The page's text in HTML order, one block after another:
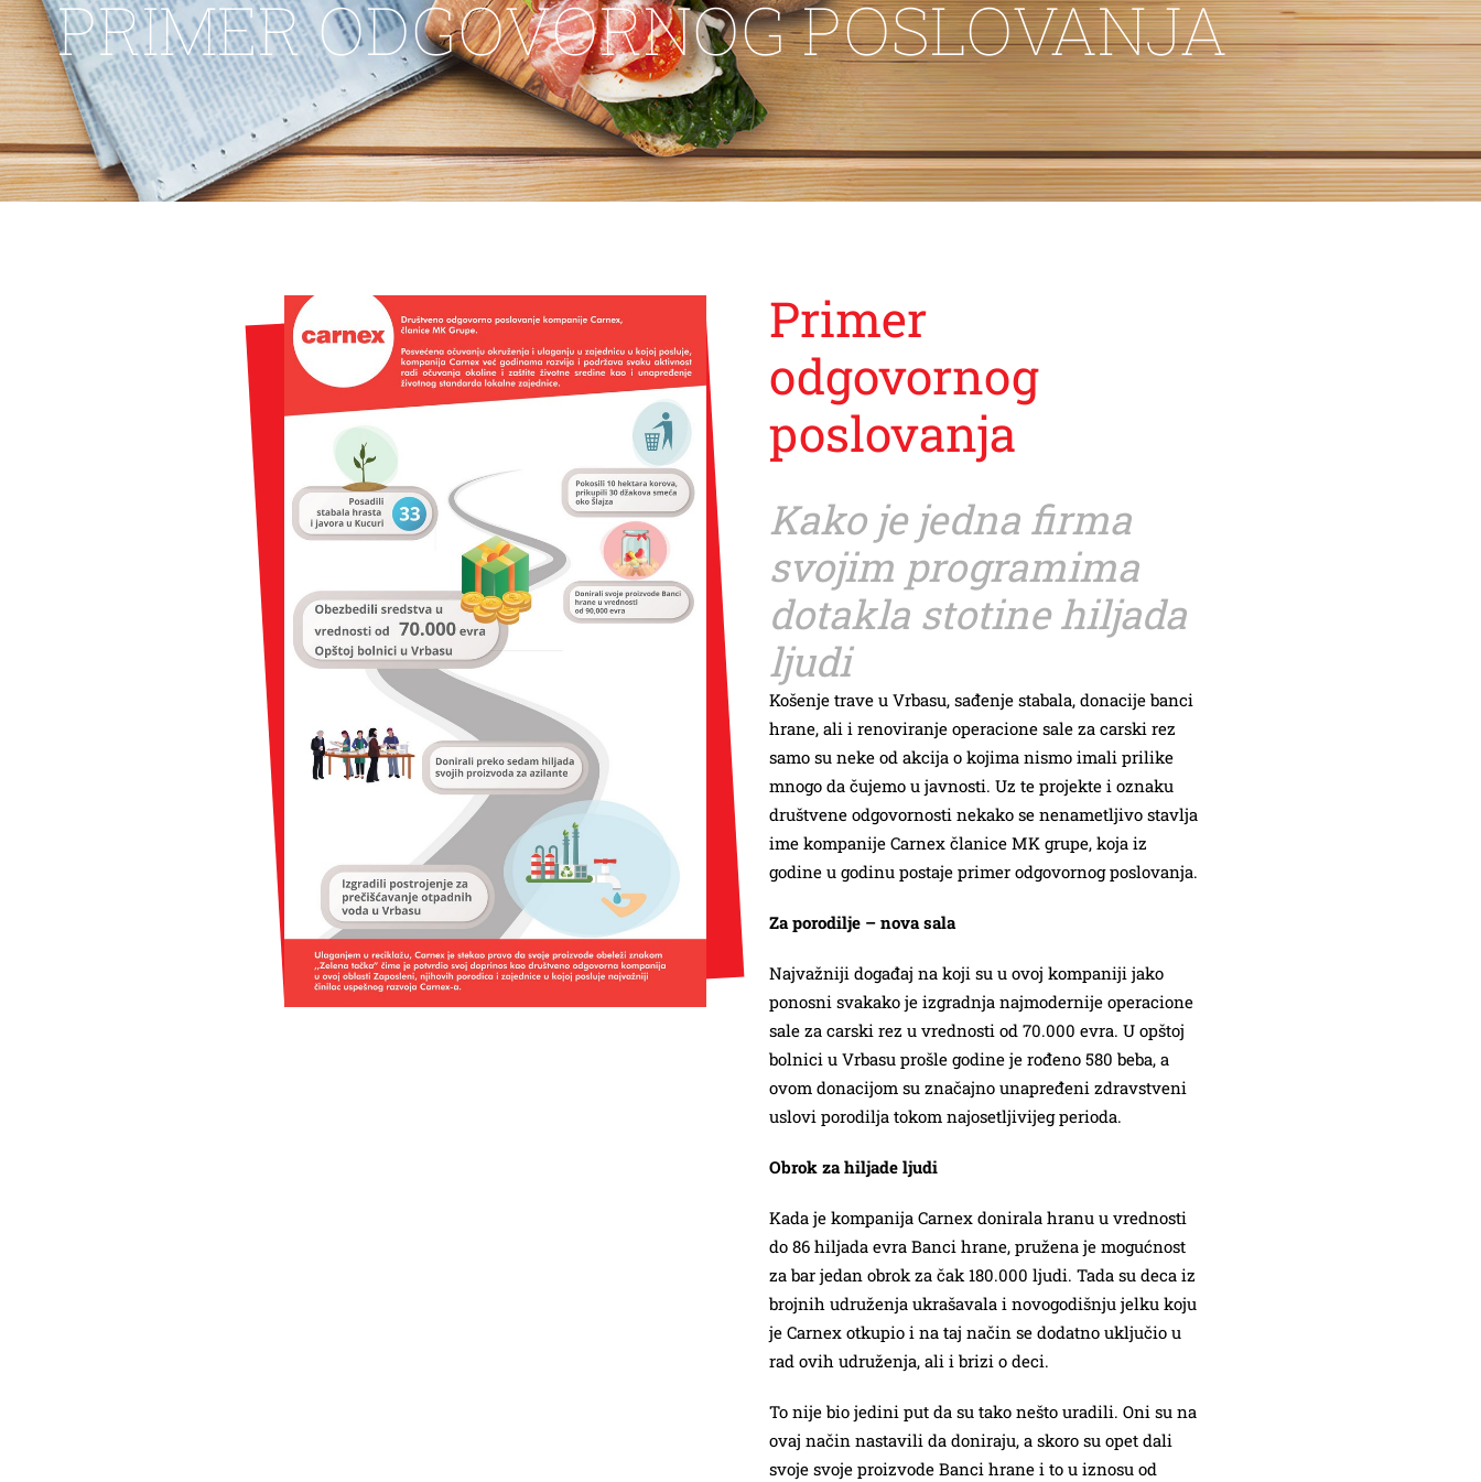
PRIMER ODGOVORNOG POSLOVANJA
Primer
odgovornog
poslovanja
Kako je jedna firma
svojim programima
dotakla stotine hiljada
ljudi
Košenje trave u Vrbasu, sađenje stabala, donacije banci
hrane, ali i renoviranje operacione sale za carski rez
samo su neke od akcija o kojima nismo imali prilike
mnogo da čujemo u javnosti. Uz te projekte i oznaku
društvene odgovornosti nekako se nenametljivo stavlja
ime kompanije Carnex članice MK grupe, koja iz
godine u godinu postaje primer odgovornog poslovanja.
Za porodilje – nova sala
Najvažniji događaj na koji su u ovoj kompaniji jako
ponosni svakako je izgradnja najmodernije operacione
sale za carski rez u vrednosti od 70.000 evra. U opštoj
bolnici u Vrbasu prošle godine je rođeno 580 beba, a
ovom donacijom su značajno unapređeni zdravstveni
uslovi porodilja tokom najosetljivijeg perioda.
Obrok za hiljade ljudi
Kada je kompanija Carnex donirala hranu u vrednosti
do 86 hiljada evra Banci hrane, pružena je mogućnost
za bar jedan obrok za čak 180.000 ljudi. Tada su deca iz
brojnih udruženja ukrašavala i novogodišnju jelku koju
je Carnex otkupio i na taj način se dodatno uključio u
rad ovih udruženja, ali i brizi o deci.
To nije bio jedini put da su tako nešto uradili. Oni su na
ovaj način nastavili da doniraju, a skoro su opet dali
svoje svoje proizvode Banci hrane i to u iznosu od